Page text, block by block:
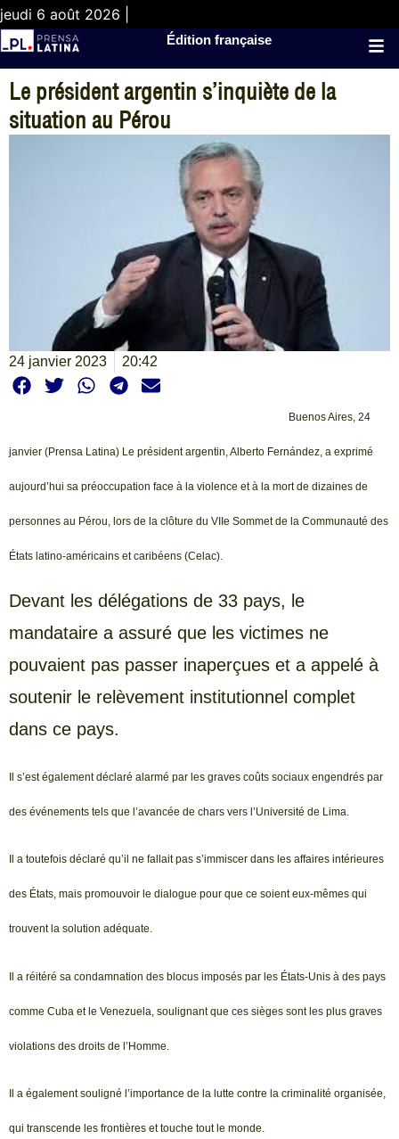
jeudi 6 août 2026 |
Édition française
Le président argentin s’inquiète de la
situation au Pérou
24 janvier 2023 20:42
Buenos Aires, 24
janvier (Prensa Latina) Le président argentin, Alberto Fernández, a exprimé
aujourd’hui sa préoccupation face à la violence et à la mort de dizaines de
personnes au Pérou, lors de la clôture du VIIe Sommet de la Communauté des
États latino-américains et caribéens (Celac).
Devant les délégations de 33 pays, le
mandataire a assuré que les victimes ne
pouvaient pas passer inaperçues et a appelé à
soutenir le relèvement institutionnel complet
dans ce pays.
Il s’est également déclaré alarmé par les graves coûts sociaux engendrés par
des événements tels que l’avancée de chars vers l’Université de Lima.
Il a toutefois déclaré qu’il ne fallait pas s’immiscer dans les affaires intérieures
des États, mais promouvoir le dialogue pour que ce soient eux-mêmes qui
trouvent la solution adéquate.
Il a réitéré sa condamnation des blocus imposés par les États-Unis à des pays
comme Cuba et le Venezuela, soulignant que ces sièges sont les plus graves
violations des droits de l’Homme.
Il a également souligné l’importance de la lutte contre la criminalité organisée,
qui transcende les frontières et touche tout le monde.